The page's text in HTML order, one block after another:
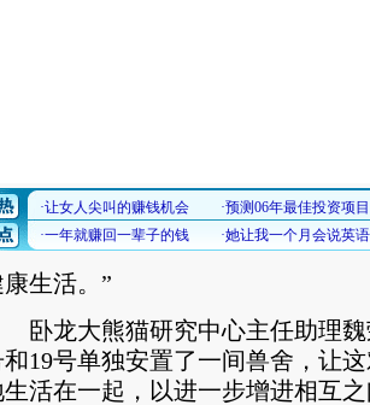
生活。”
龙大熊猫研究中心主任助理魏
19号单独安置了一间兽舍，让
生活在一起，以进一步增进相互